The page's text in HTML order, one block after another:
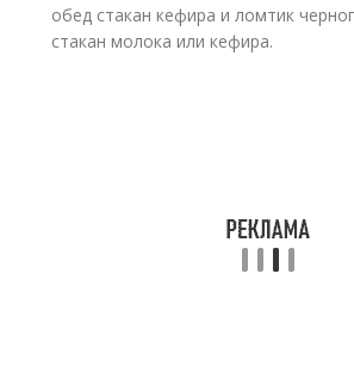
обед стакан кефира и ломтик
стакан молока или кефира.